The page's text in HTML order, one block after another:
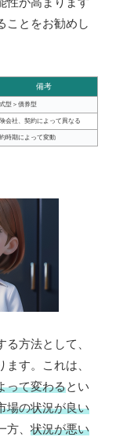
ことをお勧めし
備考
型＞債券型
会社、契約によって異なる
時期によって変動
方法として、
す。これは、
って変わるとい
場の状況が良い
方、 状況が悪い